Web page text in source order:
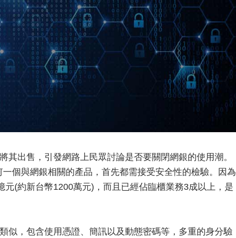
其出售，引發網路上民眾討論是否要關閉網銀的使用潮。
個與網銀相關的產品，首先都需接受安全性的檢驗。因為
元(約新台幣1200萬元)，而且已經佔臨櫃業務3成以上，是
似，包含使用憑證、簡訊以及動態密碼等，多重的身分驗